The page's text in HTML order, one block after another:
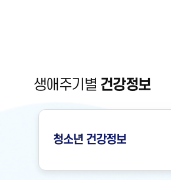
생애주기별 건강정보
청소년 건강정보